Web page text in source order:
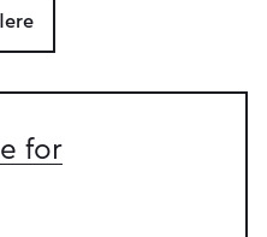
for